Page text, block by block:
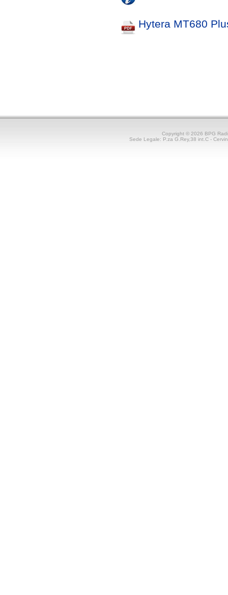
Hytera MT680
Copyright © 2026 BPG
Sede Legale: P.za G.Rey,38 int.C -